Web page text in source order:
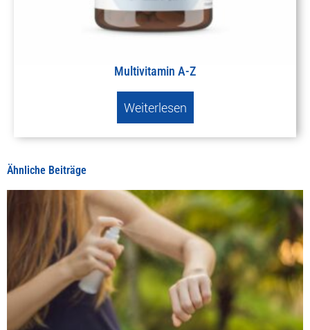
Multivitamin A-Z
Weiterlesen
Ähnliche Beiträge